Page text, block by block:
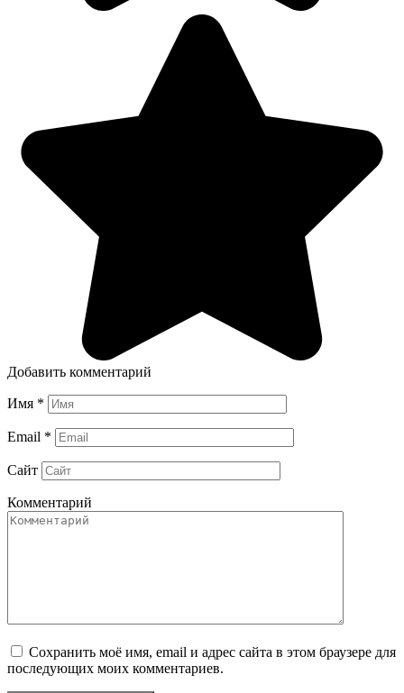
Добавить комментарий
Имя *
Email *
Сайт
Комментарий
Сохранить моё имя, email и адрес сайта в этом браузере для
последующих моих комментариев.